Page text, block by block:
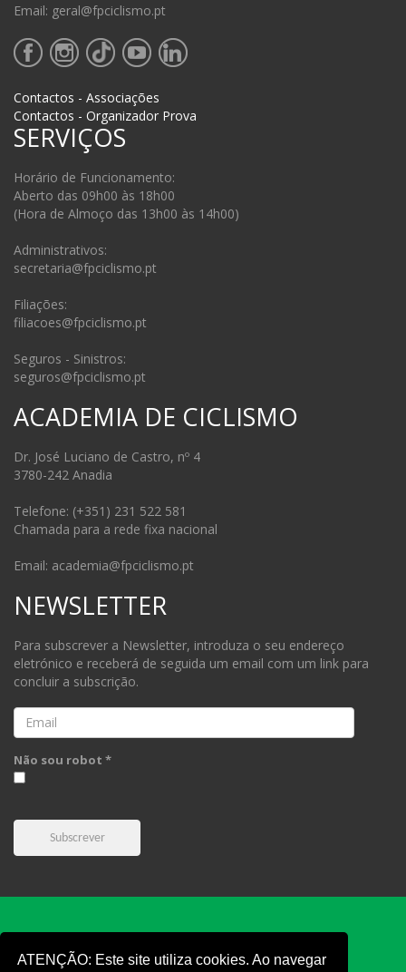
ATENÇÃO: Este site utiliza cookies. Ao navegar
Email: geral@fpciclismo.pt
Contactos - Associações
Contactos - Organizador Prova
SERVIÇOS
Horário de Funcionamento:
Aberto das 09h00 às 18h00
(Hora de Almoço das 13h00 às 14h00)
Administrativos:
secretaria@fpciclismo.pt
Filiações:
filiacoes@fpciclismo.pt
Seguros - Sinistros:
seguros@fpciclismo.pt
ACADEMIA DE CICLISMO
Dr. José Luciano de Castro, nº 4
3780-242 Anadia
Telefone: (+351) 231 522 581
Chamada para a rede fixa nacional
Email: academia@fpciclismo.pt
NEWSLETTER
Para subscrever a Newsletter, introduza o seu endereço
eletrónico e receberá de seguida um email com um link para
concluir a subscrição.
Email
Não sou robot *
Subscrever